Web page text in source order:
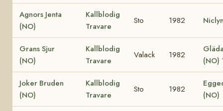
Agnors Jenta
(NO)
Kallblodig
Travare
Sto 1982
Grans Sjur
(NO)
Kallblodig
Travare
Valack 1982
(NO)
Joker Bruden
(NO)
Kallblodig
Travare
Sto 1982
(NO)